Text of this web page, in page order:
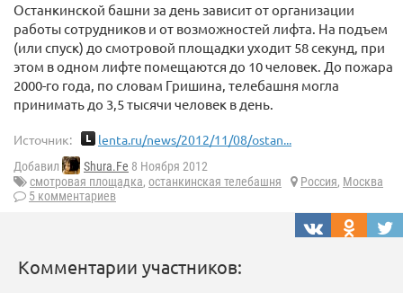
Останкинской башни за день зависит от организации
работы сотрудников и от возможностей лифта. На подъем
(или спуск) до смотровой площадки уходит 58 секунд, при
этом в одном лифте помещаются до 10 человек. До пожара
2000-го года, по словам Гришина, телебашня могла
принимать до 3,5 тысячи человек в день.
Источник: lenta.ru/news/2012/11/08/ostan...
Добавил Shura.Fe 8 Ноября 2012
смотровая площадка, останкинская телебашня Россия, Москва
5 комментариев
Комментарии участников: